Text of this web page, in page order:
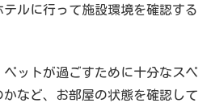
ルに行って施設環境を確認する
ットが過ごすために十分なスペ
など、お部屋の状態を確認して